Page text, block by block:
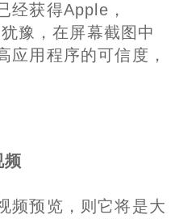
经获得Apple，
豫，在屏幕截图中
应用程序的可信度，
频
频预览，则它将是大